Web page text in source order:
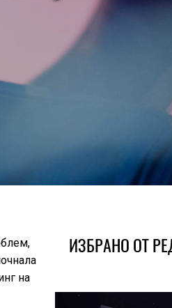
на
ИЗБРАНО ОТ